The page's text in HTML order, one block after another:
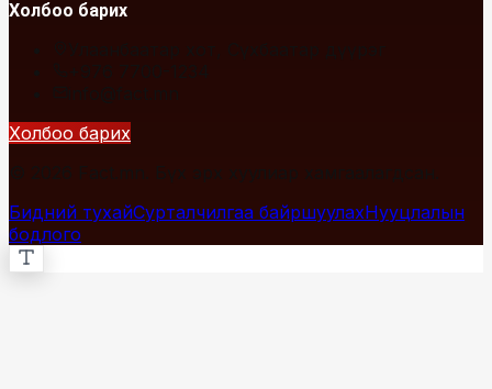
Холбоо барих
Холбоо барих
Бидний тухайСурталчилгаа байршуулахНууцлалын
бодлого